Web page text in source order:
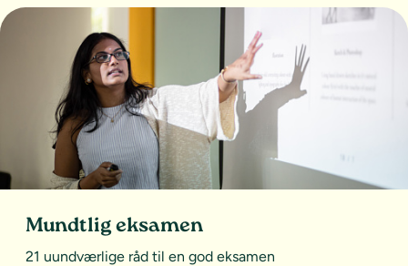
Mundtlig eksamen
21 uundværlige råd til en god eksamen